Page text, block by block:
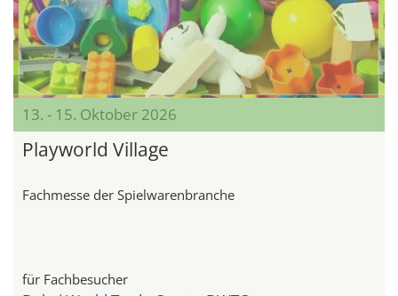
13. - 15. Oktober 2026
Playworld Village
Fachmesse der Spielwarenbranche
für Fachbesucher